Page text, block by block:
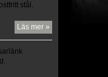
stål.
Läs mer »